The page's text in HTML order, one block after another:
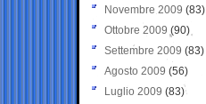
Novembre 2009 (83)
Ottobre 2009 (90)
Settembre 2009 (83)
Agosto 2009 (56)
Luglio 2009 (83)